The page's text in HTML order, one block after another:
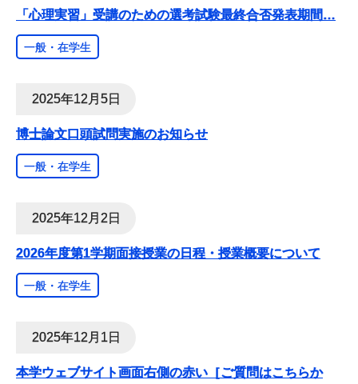
「心理実習」受講のための選考試験最終合否発表期間…
一般・在学生
2025年12月5日
博士論文口頭試問実施のお知らせ
一般・在学生
2025年12月2日
2026年度第1学期面接授業の日程・授業概要について
一般・在学生
2025年12月1日
本学ウェブサイト画面右側の赤い［ご質問はこちらか